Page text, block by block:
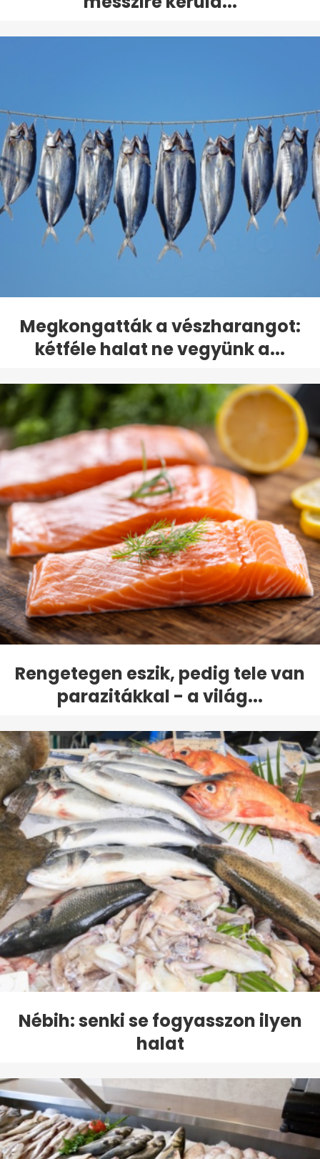
Megkongatták a vészharangot:
kétféle halat ne vegyünk a...
Rengetegen eszik, pedig tele van
parazitákkal - a világ...
Nébih: senki se fogyasszon ilyen
halat